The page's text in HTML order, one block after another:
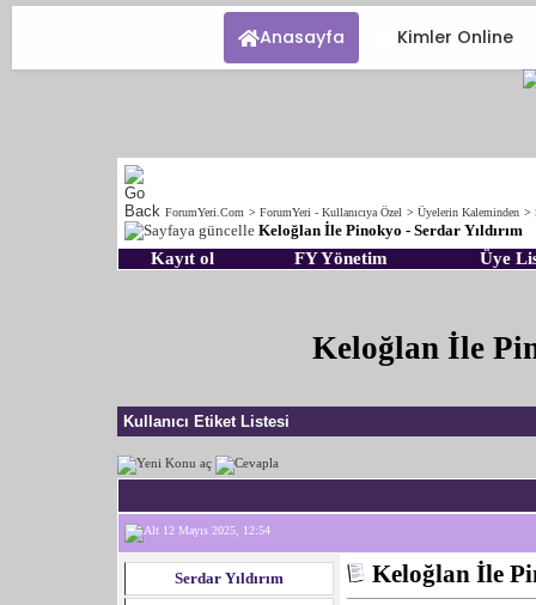
Anasayfa Kimler Online
ForumYeri.Com > ForumYeri - Kullanıcıya Özel > Üyelerin Kaleminden >
Keloğlan İle Pinokyo - Serdar Yıldırım
Kayıt ol FY Yönetim Üye
Keloğlan İle
Kullanıcı Etiket Listesi
12 Mayıs 2025, 12:54
Serdar Yıldırım Keloğlan İle